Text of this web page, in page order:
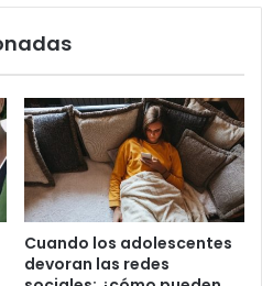
Cuando los adolescentes
devoran las redes